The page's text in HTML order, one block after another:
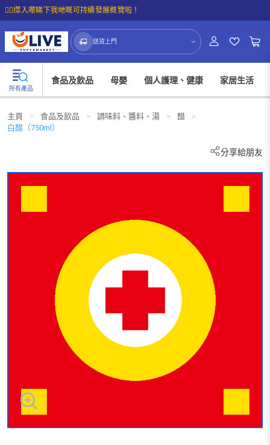
☝🏼㩒入嚟睇下我哋嘅可持續發展概覽啦！
送貨上門
所有產品
食品及飲品 母嬰 個人護理、健康 家居生活
主頁 > 食品及飲品 > 調味料、醬料、湯 > 醋
>
白醋（750ml）
分享給朋友